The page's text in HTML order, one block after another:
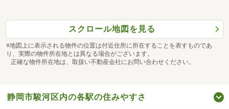
スクロール地図を見る
※地図上に表示される物件の位置は付近住所に所在することを表すものであ
り、実際の物件所在地とは異なる場合がございます。
正確な物件所在地は、取扱い不動産会社にお問い合わせください。
静岡市駿河区内の各駅の住みやすさ